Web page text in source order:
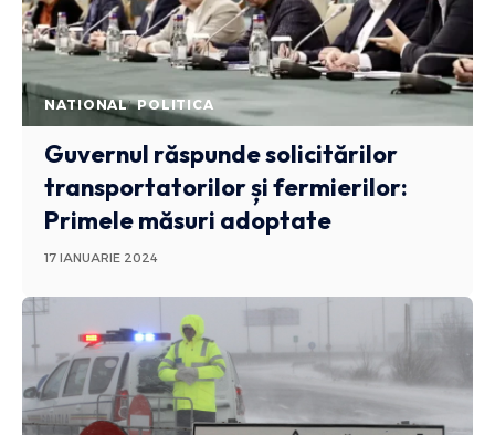
NATIONAL POLITICA
Guvernul răspunde solicitărilor
transportatorilor și fermierilor:
Primele măsuri adoptate
17 IANUARIE 2024